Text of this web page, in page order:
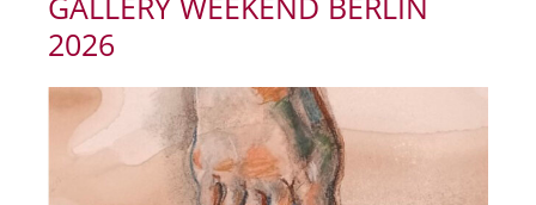
2026